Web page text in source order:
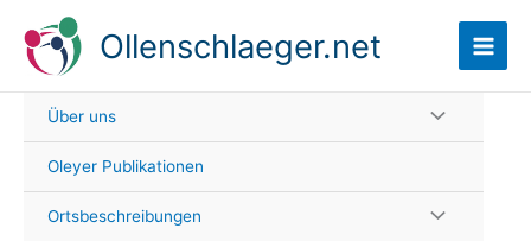
Inhalt
springen
Ollenschlaeger.net
Über uns
Oleyer Publikationen
Ortsbeschreibungen